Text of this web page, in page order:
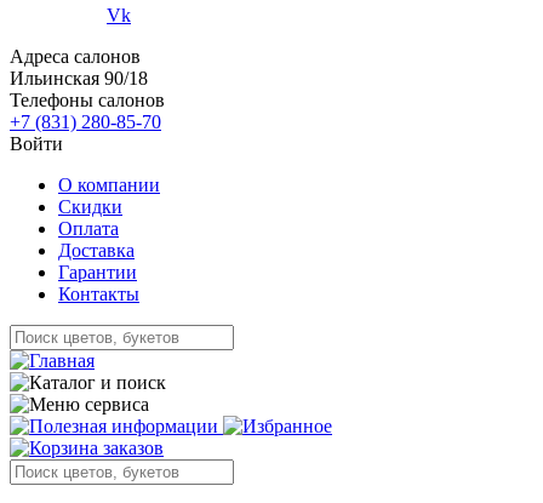
Vk
Адреса салонов
Ильинская 90/18
Телефоны салонов
+7 (831) 280-85-70
Войти
О компании
Скидки
Оплата
Доставка
Гарантии
Контакты